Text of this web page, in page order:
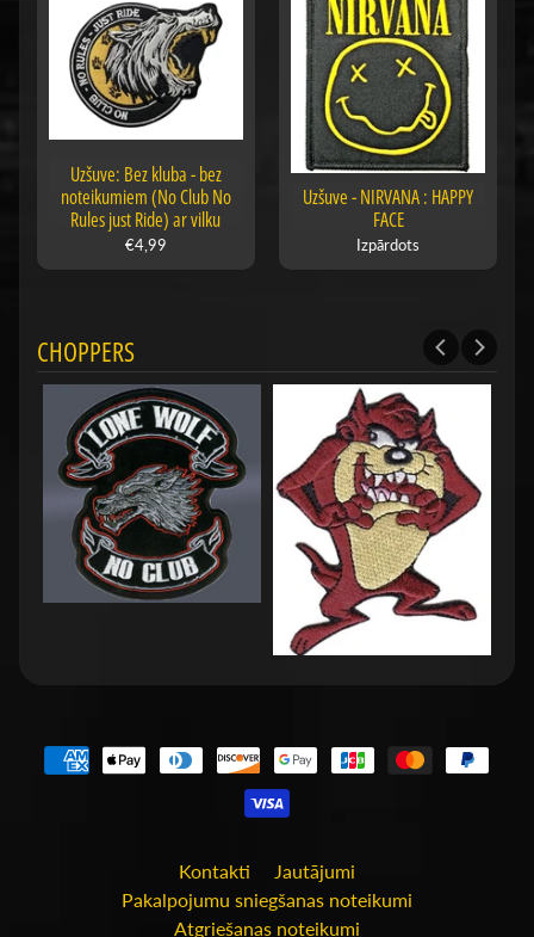
Uzšuve: Bez kluba - bez
noteikumiem (No Club No
Rules just Ride) ar vilku
€4,99
Uzšuve - NIRVANA : HAPPY
FACE
Izpārdots
CHOPPERS
Kontakti
Jautājumi
Pakalpojumu sniegšanas noteikumi
Atgriešanas noteikumi